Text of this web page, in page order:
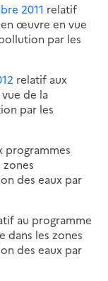
2011 relatif
œuvre en vue
par les
relatif aux
de la
par les
programmes
des eaux par
au programme
les zones
des eaux par